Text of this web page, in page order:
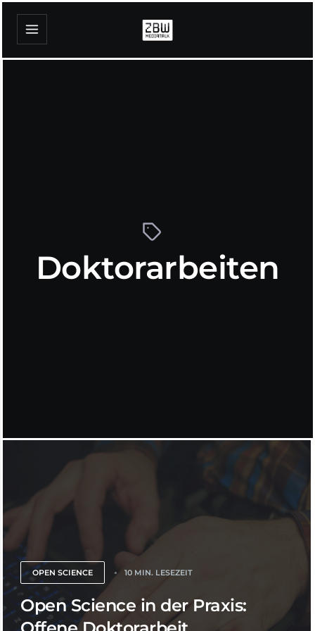
Doktorarbeiten
OPEN SCIENCE 10 MIN. LESEZEIT
Open Science in der Praxis: